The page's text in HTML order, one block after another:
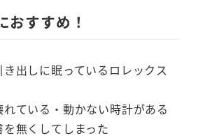
おすすめ！
出しに眠っているロレックス
れている・動かない時計がある
無くしてしまった